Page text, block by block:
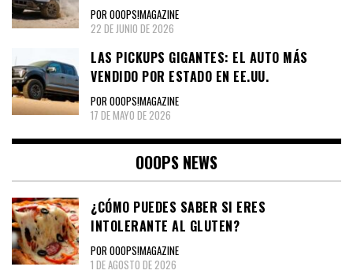
POR OOOPS!MAGAZINE
22 DE JUNIO DE 2026
LAS PICKUPS GIGANTES: EL AUTO MÁS
VENDIDO POR ESTADO EN EE.UU.
POR OOOPS!MAGAZINE
17 DE MAYO DE 2026
OOOPS NEWS
¿CÓMO PUEDES SABER SI ERES
INTOLERANTE AL GLUTEN?
POR OOOPS!MAGAZINE
1 DE AGOSTO DE 2026